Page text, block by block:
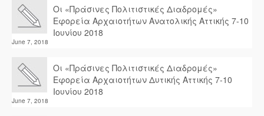
Οι «Πράσινες Πολιτιστικές Διαδρομές»
Εφορεία Αρχαιοτήτων Ανατολικής Αττικής 7-10
Ιουνίου 2018
June 7, 2018
Οι «Πράσινες Πολιτιστικές Διαδρομές»
Εφορεία Αρχαιοτήτων Δυτικής Αττικής 7-10
Ιουνίου 2018
June 7, 2018